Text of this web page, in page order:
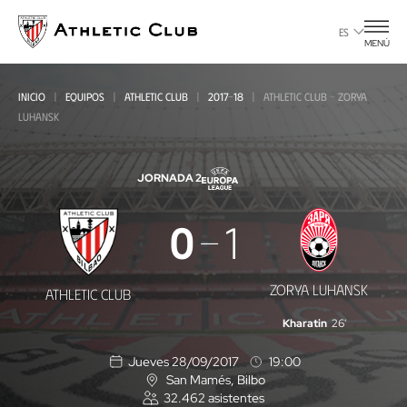
contenido
principal
ES
MENÚ
INICIO EQUIPOS ATHLETIC CLUB 2017-18
ATHLETIC CLUB - ZORYA
LUHANSK
JORNADA 2
Athletic
-
Zorya
Luhansk
ATHLETIC CLUB
0 1
ZORYA LUHANSK
Kharatin 26'
Jueves 28/09/2017
19:00
U
b
San Mamés, Bilbo
32.462 asistentes